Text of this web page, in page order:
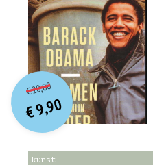
€20,00O
orspr
onkelijke
prijs
was:
€ 20,00.
€9,90
Huidige
prijs
is:
€ 9,90.
kunst